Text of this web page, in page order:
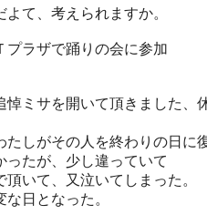
て、考えられますか。
プラザで踊りの会に参加
ミサを開いて頂きました
たしがその人を終わりの日
たが、少し違っていて
いて、又泣いてしまった。
日となった。